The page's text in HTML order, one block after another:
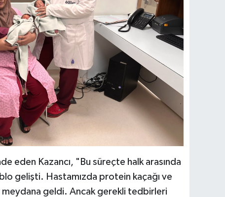
eden Kazancı, "Bu süreçte halk arasında
gelişti. Hastamızda protein kaçağı ve
geldi. Ancak gerekli tedbirleri